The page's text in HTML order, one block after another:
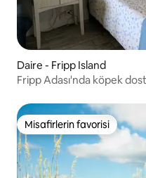
Daire - Fripp Island
Fripp Adası'nda köpek
Misafirlerin favorisi
Misafirlerin favorisi